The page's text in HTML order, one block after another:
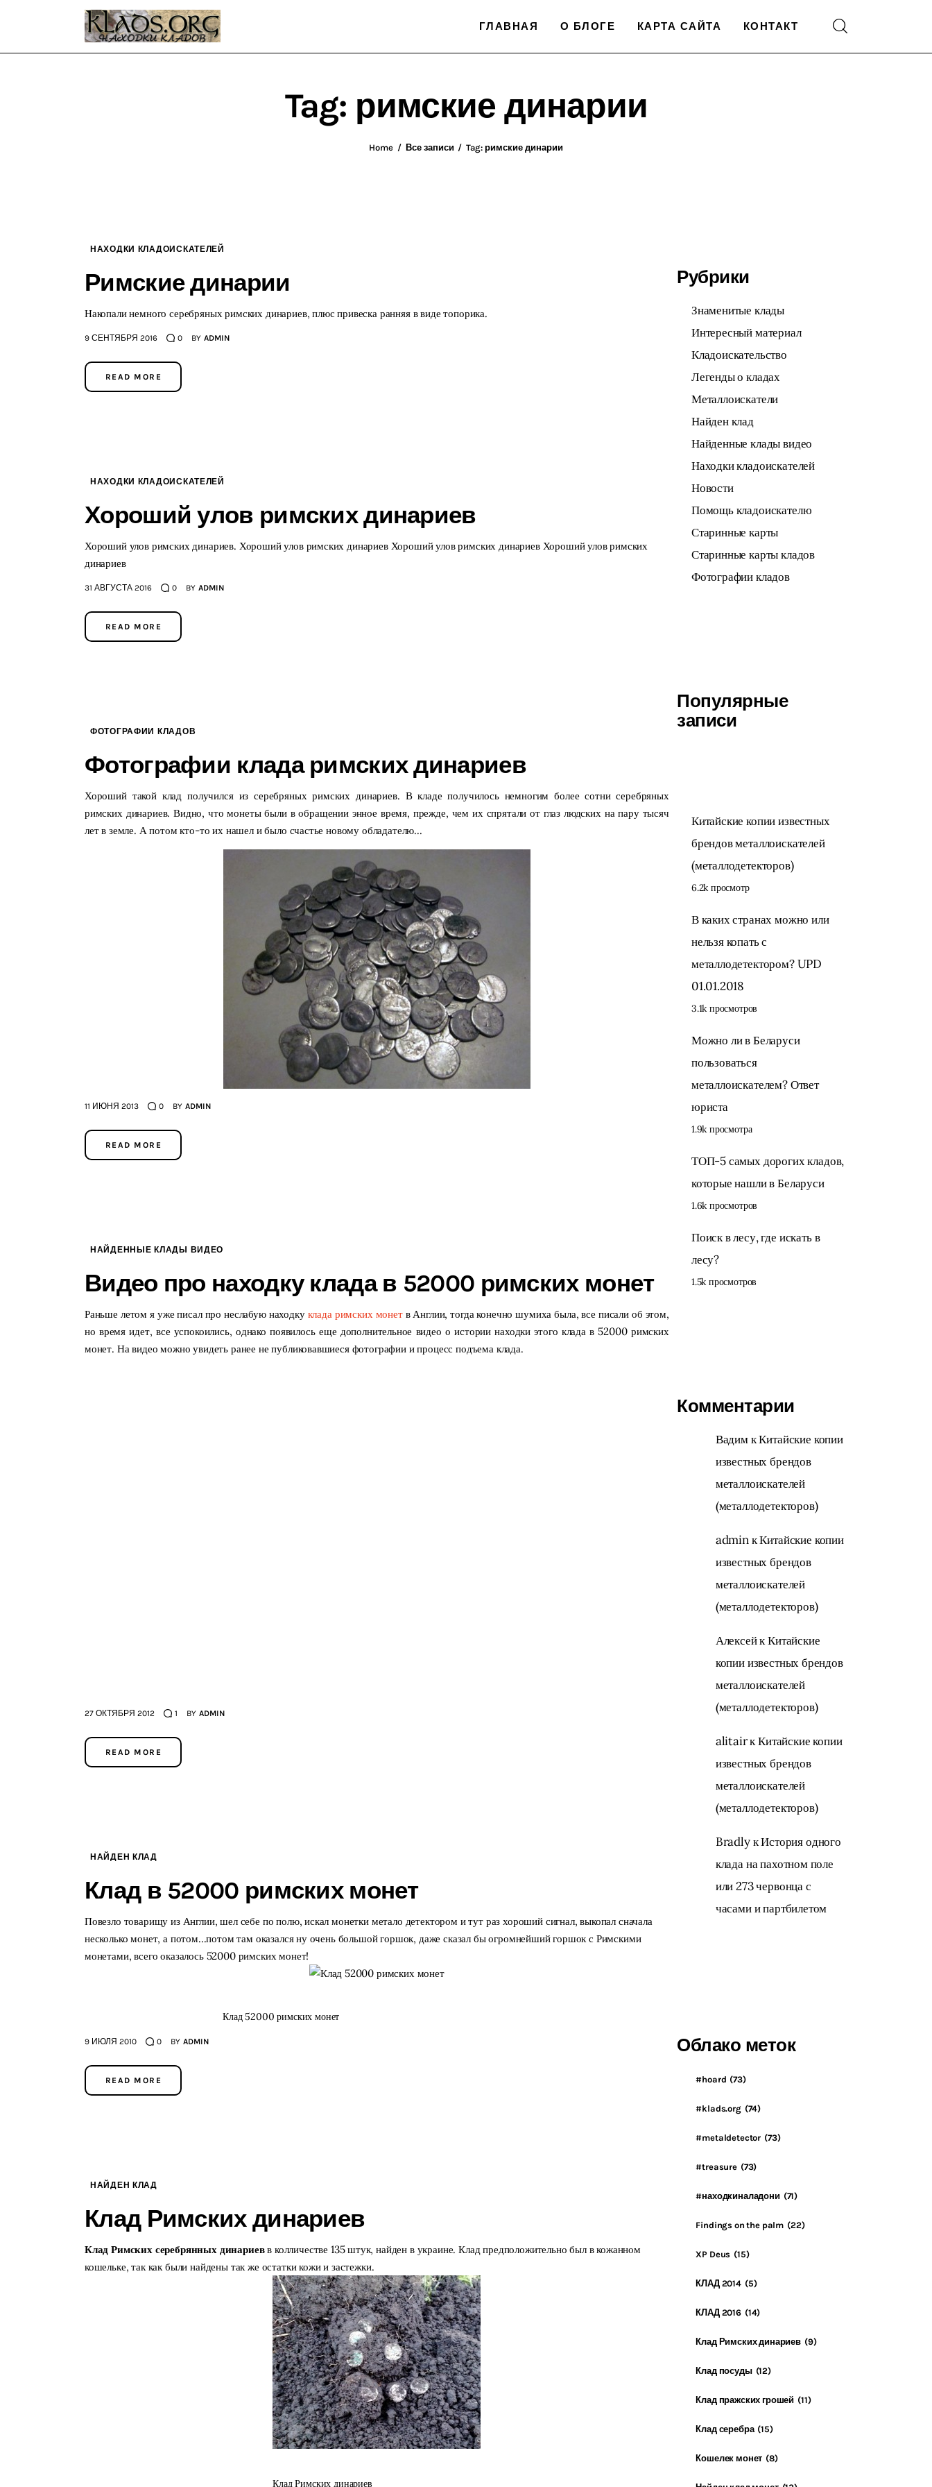
ГЛАВНАЯ О БЛОГЕ КАРТА САЙТА КОНТАКТ
Tag: римские динарии
Home Все записи Tag: римские динарии
О блоге
НАХОДКИ КЛАДОИСКАТЕЛЕЙ
Римские динарии
Накопали немного серебряных римских динариев, плюс привеска ранняя в виде топорика.
9 СЕНТЯБРЯ 2016 0 BY ADMIN
READ MORE
НАХОДКИ КЛАДОИСКАТЕЛЕЙ
Хороший улов римских динариев
Хороший улов римских динариев. Хороший улов римских динариев Хороший улов римских динариев Хороший улов римских
динариев
31 АВГУСТА 2016 0 BY ADMIN
READ MORE
ФОТОГРАФИИ КЛАДОВ
Фотографии клада римских динариев
Хороший такой клад получился из серебряных римских динариев. В кладе получилось немногим более сотни серебряных
римских динариев. Видно, что монеты были в обращении энное время, прежде, чем их спрятали от глаз людских на пару тысяч
лет в земле. А потом кто-то их нашел и было счастье новому обладателю...
11 ИЮНЯ 2013 0 BY ADMIN
READ MORE
НАЙДЕННЫЕ КЛАДЫ ВИДЕО
Видео про находку клада в 52000 римских монет
Раньше летом я уже писал про неслабую находку клада римских монетв Англии, тогда конечно шумиха была, все писали об этом,
но время идет, все успокоились, однако появилось еще дополнительное видео о истории находки этого клада в 52000 римских
монет. На видео можно увидеть ранее не публиковавшиеся фотографии и процесс подъема клада.
27 ОКТЯБРЯ 2012 1 BY ADMIN
READ MORE
НАЙДЕН КЛАД
Клад в 52000 римских монет
Повезло товарищу из Англии, шел себе по полю, искал монетки метало детектором и тут раз хороший сигнал, выкопал сначала
несколько монет, а потом...потом там оказался ну очень большой горшок, даже сказал бы огромнейший горшок с Римскими
монетами, всего оказалось 52000 римских монет!
Клад 52000 римских монет
9 ИЮЛЯ 2010 0 BY ADMIN
READ MORE
НАЙДЕН КЛАД
Клад Римских динариев
Клад Римских серебрянных динариевв колличестве 135 штук, найден в украине. Клад предположительно был в кожанном
кошельке, так как были найдены так же остатки кожи и застежки.
Клад Римских динариев
Рубрики
Знаменитые клады
Интересный материал
Кладоискательство
Легенды о кладах
Металлоискатели
Найден клад
Найденные клады видео
Находки кладоискателей
Новости
Помощь кладоискателю
Старинные карты
Старинные карты кладов
Фотографии кладов
Популярные
записи
Китайские копии известных
брендов металлоискателей
(металлодетекторов)
6.2k просмотр
В каких странах можно или
нельзя копать с
металлодетектором? UPD
01.01.2018
3.1k просмотров
Можно ли в Беларуси
пользоваться
металлоискателем? Ответ
юриста
1.9k просмотра
ТОП-5 самых дорогих кладов,
которые нашли в Беларуси
1.6k просмотров
Поиск в лесу, где искать в
лесу?
1.5k просмотров
Комментарии
ВадимкКитайские копии
известных брендов
металлоискателей
(металлодетекторов)
adminкКитайские копии
известных брендов
металлоискателей
(металлодетекторов)
АлексейкКитайские
копии известных брендов
металлоискателей
(металлодетекторов)
alitairкКитайские копии
известных брендов
металлоискателей
(металлодетекторов)
BradlyкИстория одного
клада на пахотном поле
или 273 червонца с
часами и партбилетом
Облако меток
#hoard (73)
#klads.org (74)
#metaldetector (73)
#treasure (73)
#находкиналадони (71)
Findings on the palm (22)
XP Deus (15)
КЛАД 2014 (5)
КЛАД 2016 (14)
Клад Римских динариев (9)
Клад посуды (12)
Клад пражских грошей (11)
Клад серебра (15)
Кошелек монет (8)